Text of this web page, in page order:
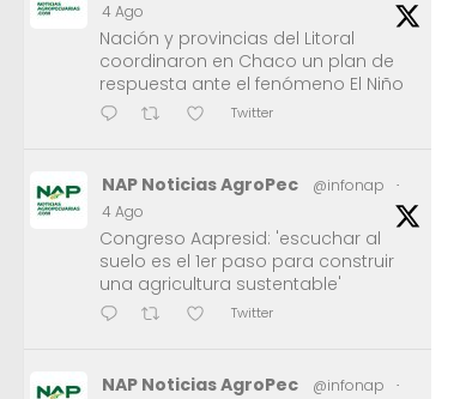
4 Ago
Nación y provincias del Litoral
coordinaron en Chaco un plan de
respuesta ante el fenómeno El Niño
Twitter
NAP Noticias AgroPec @infonap
·
4 Ago
Congreso Aapresid: 'escuchar al
suelo es el 1er paso para construir
una agricultura sustentable'
Twitter
NAP Noticias AgroPec @infonap
·